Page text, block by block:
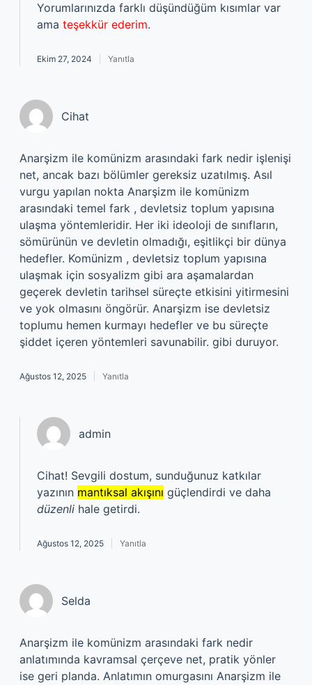
Yorumlarınızda farklı düşündüğüm kısımlar var
ama teşekkür ederim.
Ekim 27, 2024 Yanıtla
Cihat
Anarşizm ile komünizm arasındaki fark nedir işlenişi
net, ancak bazı bölümler gereksiz uzatılmış. Asıl
vurgu yapılan nokta Anarşizm ile komünizm
arasındaki temel fark , devletsiz toplum yapısına
ulaşma yöntemleridir. Her iki ideoloji de sınıfların,
sömürünün ve devletin olmadığı, eşitlikçi bir dünya
hedefler. Komünizm , devletsiz toplum yapısına
ulaşmak için sosyalizm gibi ara aşamalardan
geçerek devletin tarihsel süreçte etkisini yitirmesini
ve yok olmasını öngörür. Anarşizm ise devletsiz
toplumu hemen kurmayı hedefler ve bu süreçte
şiddet içeren yöntemleri savunabilir. gibi duruyor.
Ağustos 12, 2025 Yanıtla
admin
Cihat! Sevgili dostum, sunduğunuz katkılar
yazının mantıksal akışını güçlendirdi ve daha
düzenli hale getirdi.
Ağustos 12, 2025 Yanıtla
Selda
Anarşizm ile komünizm arasındaki fark nedir
anlatımında kavramsal çerçeve net, pratik yönler
ise geri planda. Anlatımın omurgasını Anarşizm ile